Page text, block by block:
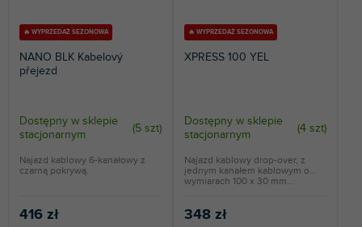
🔥 WYPRZEDAŻ SEZONOWA
NANO BLK Kabelový
přejezd
Dostępny w sklepie
stacjonarnym
(5 szt)
416 zł
Najazd kablowy 6-kanałowy z
czarną pokrywą.
🔥 WYPRZEDAŻ SEZONOWA
XPRESS 100 YEL
Dostępny w sklepie
stacjonarnym
(4 szt)
348 zł
Najazd kablowy drop-over, z
jednym kanałem kablowym o
wymiarach 100 x 30 mm...